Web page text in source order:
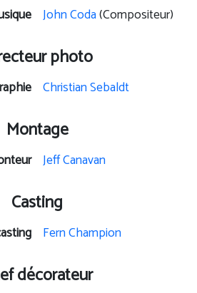
John Coda(Compositeur)
photo
Christian Sebaldt
Montage
Jeff Canavan
Casting
Fern Champion
décorateur